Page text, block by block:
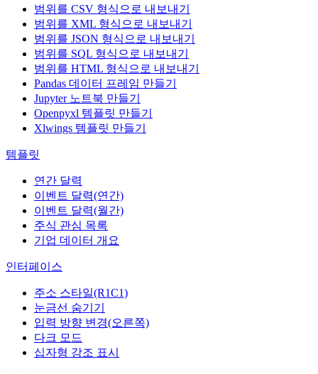
범위를 CSV 형식으로 내보내기
범위를 XML 형식으로 내보내기
범위를 JSON 형식으로 내보내기
범위를 SQL 형식으로 내보내기
범위를 HTML 형식으로 내보내기
Pandas 데이터 프레임 만들기
Jupyter 노트북 만들기
Openpyxl 템플릿 만들기
Xlwings 템플릿 만들기
템플릿
연간 달력
이벤트 달력(연간)
이벤트 달력(월간)
주식 관심 목록
기업 데이터 개요
인터페이스
주소 스타일(R1C1)
눈금선 숨기기
입력 방향 변경(오른쪽)
다크 모드
십자형 강조 표시